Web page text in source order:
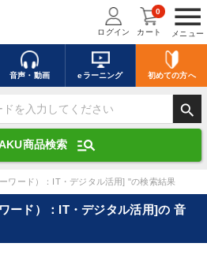
menu
メニュー
ログイン カート
0
音声・動画 eラーニング 初めての方へ
search
商品検索 manage_search
探す
結果に表示する
上記の条件で検索
（全1315タイトル）からお探しいただけ
ワード）：IT・デジタル活用] "の検索結果
ード）：IT・デジタル活用]の 音